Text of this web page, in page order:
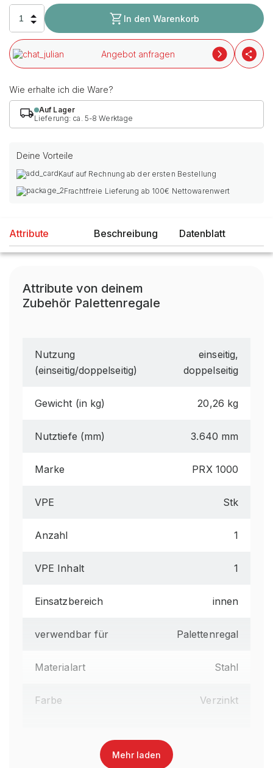
In den Warenkorb
Angebot anfragen
Wie erhalte ich die Ware?
Auf Lager
Lieferung: ca. 5-8 Werktage
Deine Vorteile
Kauf auf Rechnung ab der ersten Bestellung
Frachtfreie Lieferung ab 100€ Nettowarenwert
Attribute Beschreibung Datenblatt
Attribute von deinem
Zubehör Palettenregale
Nutzung
(einseitig/doppelseitig)
einseitig,
doppelseitig
Gewicht (in kg) 20,26 kg
Nutztiefe (mm) 3.640 mm
Marke PRX 1000
VPE Stk
Anzahl 1
VPE Inhalt 1
Einsatzbereich innen
verwendbar für Palettenregal
Materialart Stahl
Farbe Verzinkt
Mehr laden